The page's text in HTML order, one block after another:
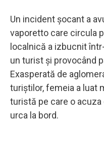
Un incident șocant a
vaporetto care circula
localnică a izbucnit
un turist și provocând
Exasperată de
turiștilor, femeia a luat
turistă pe care o
urca la bord.